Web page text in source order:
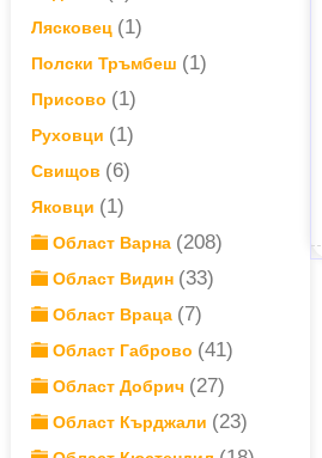
Лясковец (1)
Полски Тръмбеш (1)
Присово (1)
Руховци (1)
Свищов (6)
Яковци (1)
Област Варна (208)
Област Видин (33)
Област Враца (7)
Област Габрово (41)
Област Добрич (27)
Област Кърджали (23)